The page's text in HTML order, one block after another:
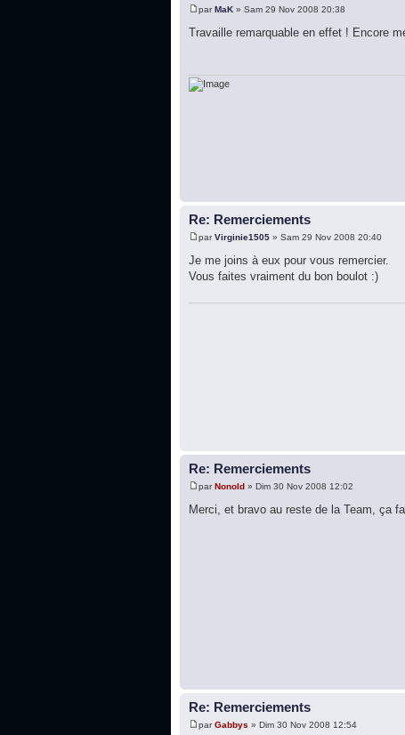
parMaK » Sam 29 Nov 2008 20:38
Travaille remarquable en effet ! Encore
Re: Remerciements
parVirginie1505 » Sam 29 Nov 2008 20:40
Je me joins à eux pour vous remercier.
Vous faites vraiment du bon boulot :)
Re: Remerciements
parNonold » Dim 30 Nov 2008 12:02
Merci, et bravo au reste de la Team, ça
Re: Remerciements
parGabbys » Dim 30 Nov 2008 12:54